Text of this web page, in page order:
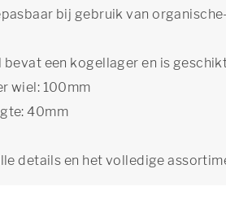
bij gebruik van
bevat een kogellager en is
wiel: 100mm
40mm
details en het volledige